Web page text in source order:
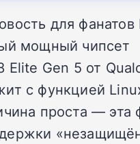
для фанатов
мощный чипсет
Elite Gen 5 от
с функцией
проста — эта